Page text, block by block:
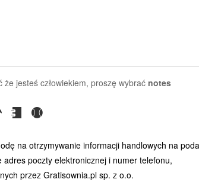
że jesteś człowiekiem, proszę wybrać notes
na otrzymywanie informacji handlowych na
adres poczty elektronicznej i numer telefonu,
przez Gratisownia.pl sp. z o.o.